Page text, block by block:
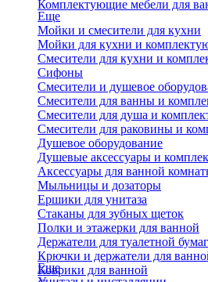
Комплектующие мебели для
Еще
Мойки и смесители для кухни
Мойки для кухни и
Смесители для кухни и
Сифоны
Смесители и душевое
Смесители для ванны и
Смесители для душа и
Смесители для раковины и
Душевое оборудование
Душевые аксессуары и
Аксессуары для ванной
Мыльницы и дозаторы
Ершики для унитаза
Стаканы для зубных щеток
Полки и этажерки для ванной
Держатели для туалетной
Крючки и держатели для
Коврики для ванной
Еще